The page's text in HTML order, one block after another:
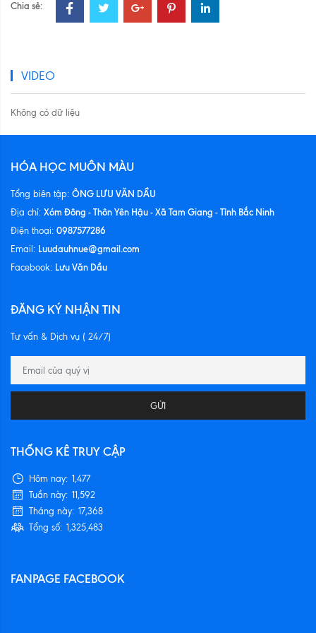
Chia sẻ:
VIDEO
Không có dữ liệu
HÓA HỌC MUÔN MÀU
Tổng biên tập: ÔNG LƯU VĂN DẦU
Địa chỉ: Xóm Đông - Thôn Yên Hậu - Xã Tam Giang - Tỉnh Bắc Ninh
Điện thoại: 0987577286
Email: Luudauhnue@gmail.com
Facebook: Lưu Văn Dầu
ĐĂNG KÝ NHẬN TIN
Tư vấn & Dịch vụ ( 24/7)
GỬI
THỐNG KÊ TRUY CẬP
Hôm nay: 1,477
Tuần này: 11,592
Tháng này: 17,368
Tổng số: 1,325,483
FANPAGE FACEBOOK